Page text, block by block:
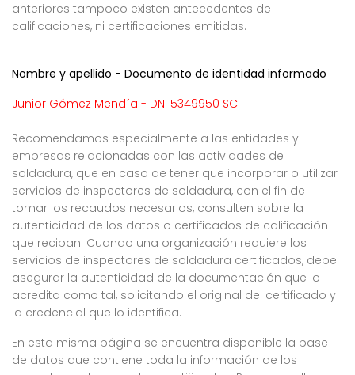
anteriores tampoco existen antecedentes de
calificaciones, ni certificaciones emitidas.
Nombre y apellido - Documento de identidad informado
Junior Gómez Mendía - DNI 5349950 SC
Recomendamos especialmente a las entidades y
empresas relacionadas con las actividades de
soldadura, que en caso de tener que incorporar o utilizar
servicios de inspectores de soldadura, con el fin de
tomar los recaudos necesarios, consulten sobre la
autenticidad de los datos o certificados de calificación
que reciban. Cuando una organización requiere los
servicios de inspectores de soldadura certificados, debe
asegurar la autenticidad de la documentación que lo
acredita como tal, solicitando el original del certificado y
la credencial que lo identifica.
En esta misma página se encuentra disponible la base
de datos que contiene toda la información de los